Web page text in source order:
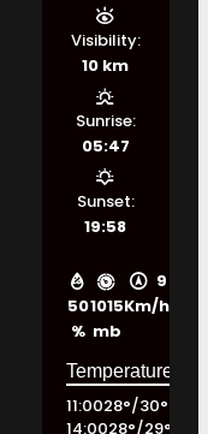
50
%
1015
mb
9
Km/h
Visibility:
10 km
Sunrise:
05:47
Sunset:
19:58
11:0028°/30°
14:0028°/29°